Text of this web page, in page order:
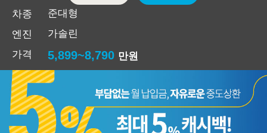
차종
준대형
엔진
가솔린
가격
5,899~8,790 만원